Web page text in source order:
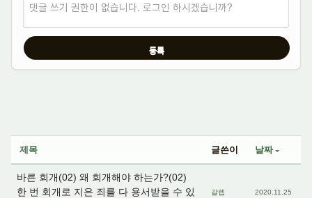
댓글 쓰기 권한이 없습니다. 로그인 하시겠습니까?
제목 글쓴이 날짜
바른 회개(02) 왜 회개해야 하는가?(02)
한 번 회개로 지은 죄를 다 용서받을 수 있
갈렙 2020.11.25